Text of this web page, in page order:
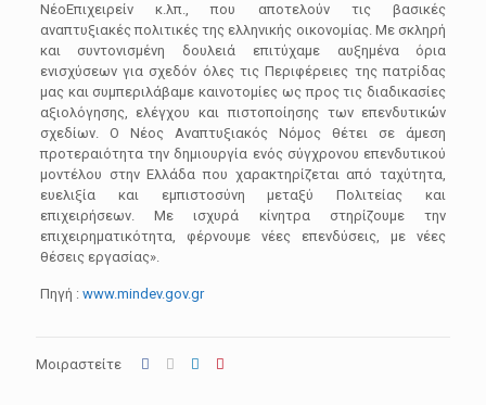
ΝέοΕπιχειρείν κ.λπ., που αποτελούν τις βασικές
αναπτυξιακές πολιτικές της ελληνικής οικονομίας. Με σκληρή
και συντονισμένη δουλειά επιτύχαμε αυξημένα όρια
ενισχύσεων για σχεδόν όλες τις Περιφέρειες της πατρίδας
μας και συμπεριλάβαμε καινοτομίες ως προς τις διαδικασίες
αξιολόγησης, ελέγχου και πιστοποίησης των επενδυτικών
σχεδίων. Ο Νέος Αναπτυξιακός Νόμος θέτει σε άμεση
προτεραιότητα την δημιουργία ενός σύγχρονου επενδυτικού
μοντέλου στην Ελλάδα που χαρακτηρίζεται από ταχύτητα,
ευελιξία και εμπιστοσύνη μεταξύ Πολιτείας και
επιχειρήσεων. Με ισχυρά κίνητρα στηρίζουμετην
επιχειρηματικότητα, φέρνουμε νέες επενδύσεις, με νέες
θέσεις εργασίας».
Πηγή : www.mindev.gov.gr
Μοιραστείτε